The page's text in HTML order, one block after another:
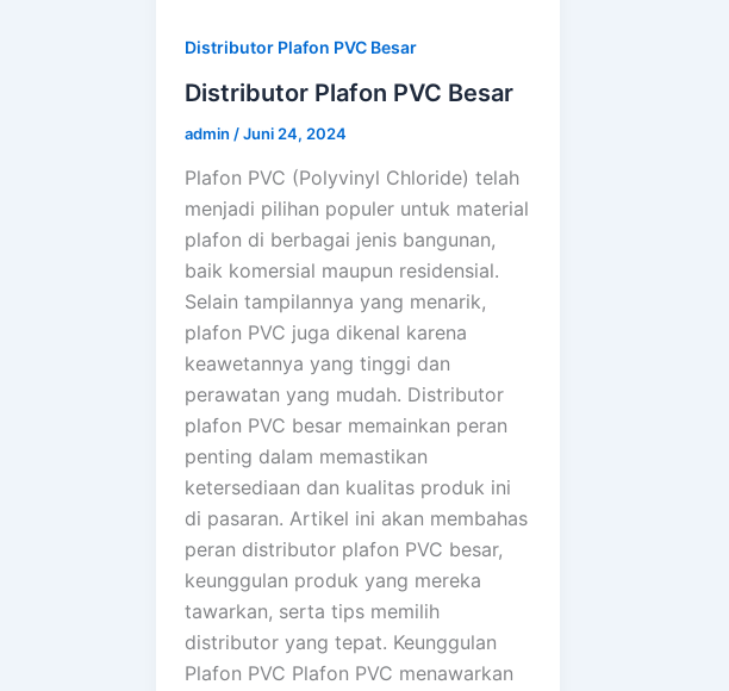
Distributor Plafon PVC Besar
Distributor Plafon PVC Besar
admin /Juni 24, 2024
Plafon PVC (Polyvinyl Chloride) telah
menjadi pilihan populer untuk material
plafon di berbagai jenis bangunan,
baik komersial maupun residensial.
Selain tampilannya yang menarik,
plafon PVC juga dikenal karena
keawetannya yang tinggi dan
perawatan yang mudah. Distributor
plafon PVC besar memainkan peran
penting dalam memastikan
ketersediaan dan kualitas produk ini
di pasaran. Artikel ini akan membahas
peran distributor plafon PVC besar,
keunggulan produk yang mereka
tawarkan, serta tips memilih
distributor yang tepat. Keunggulan
Plafon PVC Plafon PVC menawarkan